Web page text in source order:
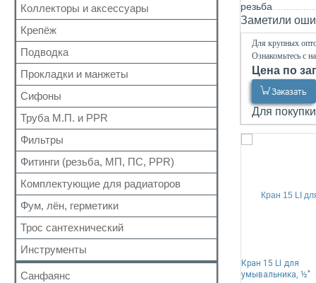
Коллекторы и аксессуары
Аксессуары для коллекторов
Коллекторные группы
Коллекторы
Крепёж
Для труб
Для радиатора
Прочий
Подводка
Газ
Газ сильфон
Вода
Вода сильфон
Вода гигант
к смесителю
к смесителю сильфон
Медь
Шланги для стиральных и посудомоечных
машин
Прокладки и манжеты
Прокладки
Для радиаторов
Сальники
Манжеты для канализационных труб
Наборы
Сифоны
Выпуск
Донный клапан
Колено
Сифон
Обвязка для ванн
Трапы
Трубка
Гофра для сифона
Труба М.П. и PPR
Металлопластиковая
Полипропиленовая
Фильтры
Для обратного клапана
Косой
Прямой
Самопромывной
Другие
Фитинги (резьба, МП, ПС, PPR)
Резьбовые
Для МП труб
Для PPR труб
Для полотенцесушителей
Комплектующие для радиаторов
Наборы
Комплектующие
Краны Маевского
Кронштейны
Фум, лён, герметики
ФУМ
Нить
Лён
Трос сантехнический
Инструменты
Санфаянс
резьба
Заметили
Для крупных
Ознакомьтесь с
Цена по
Заказать
Для
Кран 15 LI для
умывальника, ½"